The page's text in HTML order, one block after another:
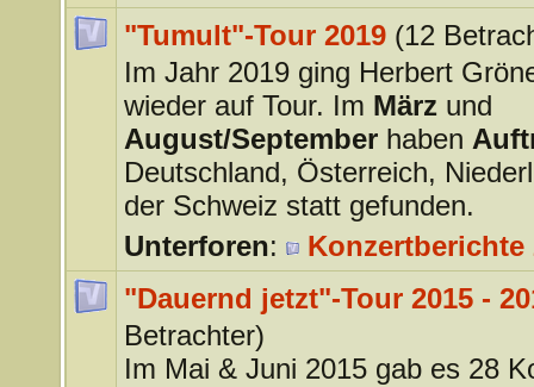
"Tumult"-Tour 2019 (12
Im Jahr 2019 ging Herbert
wieder auf Tour. Im Märzund
August/Septemberhaben
Deutschland, Österreich,
der Schweiz statt gefunden.
Unterforen:
Konzertberichte
"Dauernd jetzt"-Tour 2015 -
Betrachter)
Im Mai & Juni 2015 gab es 28